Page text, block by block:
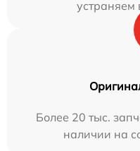
устраняем
Более 20 тыс.
наличии на